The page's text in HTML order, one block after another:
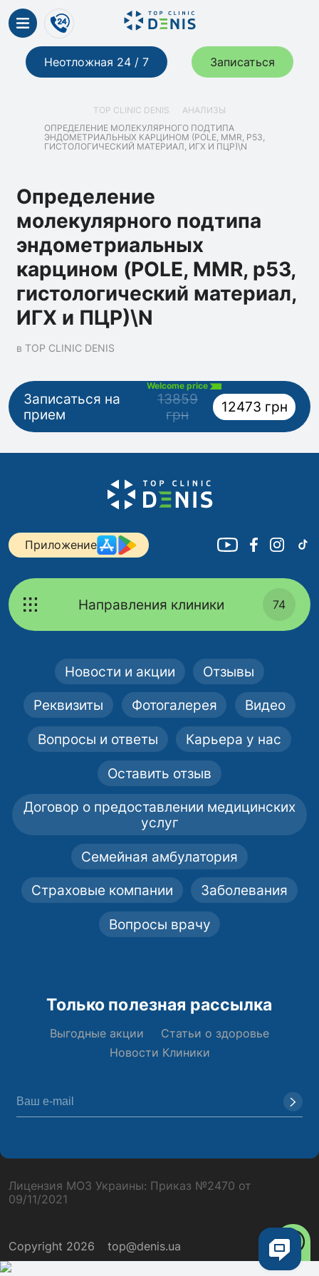
Неотложная 24 / 7 Записаться
TOP CLINIC DENIS
АНАЛИЗЫ
ОПРЕДЕЛЕНИЕ МОЛЕКУЛЯРНОГО ПОДТИПА
ЭНДОМЕТРИАЛЬНЫХ КАРЦИНОМ (POLE, MMR, P53,
ГИСТОЛОГИЧЕСКИЙ МАТЕРИАЛ, ИГХ И ПЦР)\N
Определение
молекулярного подтипа
эндометриальных
карцином (POLE, MMR, p53,
гистологический материал,
ИГХ и ПЦР)\N
в TOP CLINIC DENIS
Записаться на
прием
Welcome price
13859
грн
12473 грн
Приложение
Направления клиники 74
Новости и акции Отзывы
Реквизиты Фотогалерея Видео
Вопросы и ответы Карьера у нас
Оставить отзыв
Договор о предоставлении медицинских
услуг
Семейная амбулатория
Страховые компании Заболевания
Вопросы врачу
Только полезная рассылка
Выгодные акции
Статьи о здоровье
Новости Клиники
Copyright 2026 top@denis.ua
Лицензия МОЗ Украины: Приказ №2470 от
09/11/2021